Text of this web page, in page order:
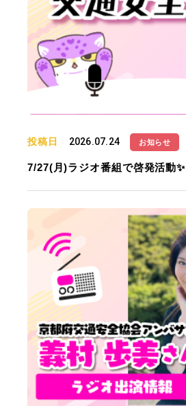
投稿日 2026.07.24 お知らせ
7/27(月)ラジオ番組で啓発活動✨